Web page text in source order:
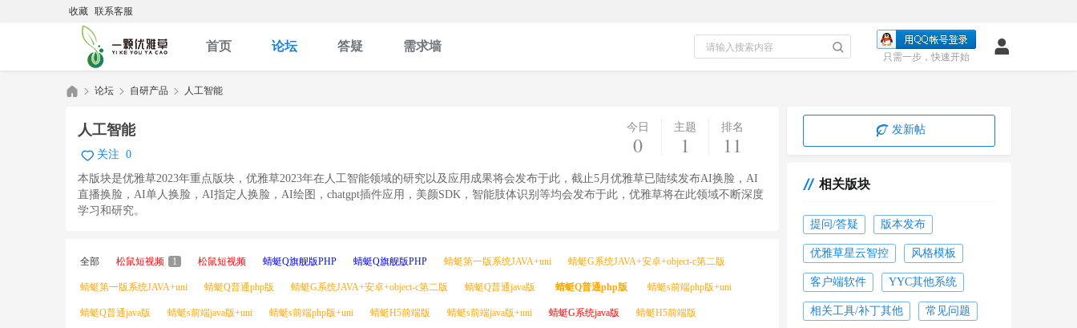
收藏 联系客服
只需一步，快速开始
首页 论坛 答疑 需求墙
»
论坛 自研产品 人工智能
今日
0
主题
1
排名
11
人工智能
关注 0
本版块是优雅草2023年重点版块，优雅草2023年在人工智能领域的研究以及应用成果将会发布于此，截止5月优雅草已陆续发布AI换脸，AI
直播换脸，AI单人换脸，AI指定人换脸，AI绘图，chatgpt插件应用，美颜SDK，智能肢体识别等均会发布于此，优雅草将在此领域不断深度
学习和研究。
全部 松鼠短视频 1 松鼠短视频 蜻蜓Q旗舰版PHP 蜻蜓Q旗舰版PHP 蜻蜓第一版系统JAVA+uni 蜻蜓G系统JAVA+安卓+object-c第二版
蜻蜓第一版系统JAVA+uni 蜻蜓Q普通php版 蜻蜓G系统JAVA+安卓+object-c第二版 蜻蜓Q普通java版 蜻蜓Q普通php版 蜻蜓s前端php版+uni
蜻蜓Q普通java版 蜻蜓s前端java版+uni 蜻蜓s前端php版+uni 蜻蜓H5前端版 蜻蜓s前端java版+uni 蜻蜓G系统java版 蜻蜓H5前端版
发新帖
相关版块
提问/答疑 版本发布
优雅草星云智控 风格模板
客户端软件 YYC其他系统
相关工具/补丁其他 常见问题